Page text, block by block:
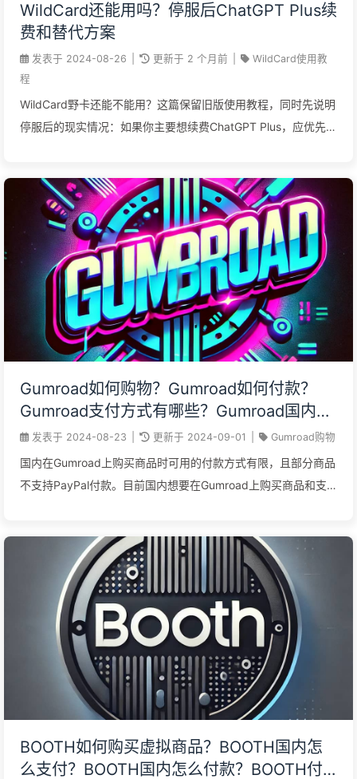
WildCard还能用吗？停服后ChatGPT Plus续
费和替代方案
发表于 2024-08-26 更新于 2 个月前
WildCard使用教
程
WildCard野卡还能不能用？这篇保留旧版使用教程，同时先说明
停服后的现实情况：如果你主要想续费ChatGPT Plus，应优先确
Gumroad如何购物？Gumroad如何付款？
Gumroad支付方式有哪些？Gumroad国内如
何支付？
发表于 2024-08-23 更新于 2024-09-01 Gumroad购物
国内在Gumroad上购买商品时可用的付款方式有限，且部分商品
不支持PayPal付款。目前国内想要在Gumroad上购买商品和支
BOOTH如何购买虚拟商品？BOOTH国内怎
么支付？BOOTH国内怎么付款？BOOTH付